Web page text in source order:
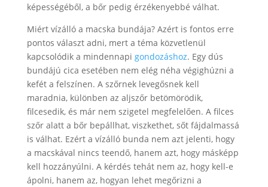
képességéből, a bőr pedig érzékenyebbé válhat.
Miért vízálló a macska bundája? Azért is fontos erre
pontos választ adni, mert a téma közvetlenül
kapcsolódik a mindennapi gondozáshoz. Egy dús
bundájú cica esetében nem elég néha végighúzni a
kefét a felszínen. A szőrnek levegősnek kell
maradnia, különben az aljszőr betömörödik,
filcesedik, és már nem szigetel megfelelően. A filces
szőr alatt a bőr bepállhat, viszkethet, sőt fájdalmassá
is válhat. Ezért a vízálló bunda nem azt jelenti, hogy
a macskával nincs teendő, hanem azt, hogy másképp
kell hozzányúlni. A kérdés tehát nem az, hogy kell-e
ápolni, hanem az, hogyan lehet megőrizni a